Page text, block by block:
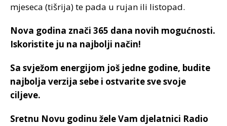
mjeseca (tišrija) te pada u rujan ili listopad.
Nova godina znači 365 dana novih mogućnosti.
Iskoristite ju na najbolji način!
Sa svježom energijom još jedne godine, budite
najbolja verzija sebe i ostvarite sve svoje
ciljeve.
Sretnu Novu godinu žele Vam djelatnici Radio